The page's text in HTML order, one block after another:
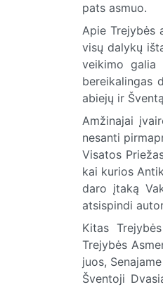
pats asmuo.
Apie Trejybės
visų dalykų
veikimo galia
bereikalingas
abiejų ir
Amžinajai
nesanti
Visatos
kai kurios
daro įtaką
atsispindi
Kitas
Trejybės
juos,
Šventoji